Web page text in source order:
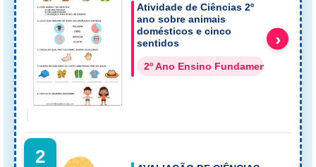
Atividade de Ciências 2º
ano sobre animais
domésticos e cinco
sentidos
2º Ano Ensino Fundamental
›
2